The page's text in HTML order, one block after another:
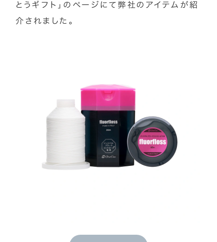
とうギフト」のページにて弊社のアイテムが紹
介されました。